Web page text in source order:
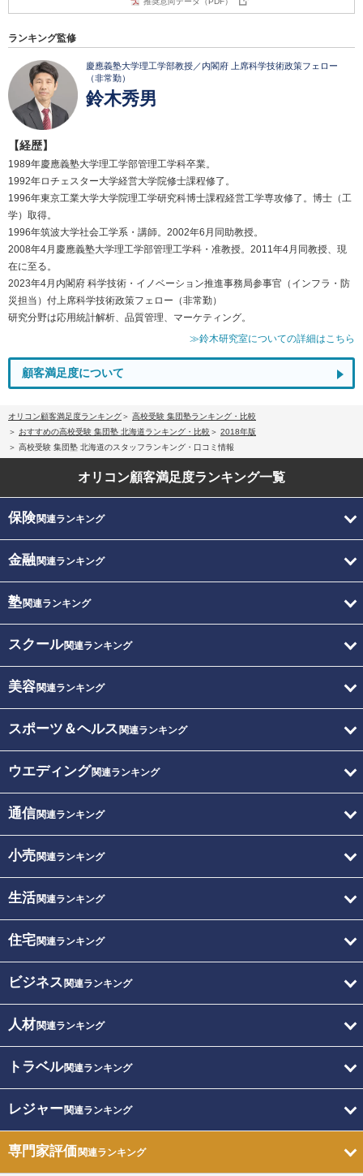
ランキング監修
慶應義塾大学理工学部教授／内閣府 上席科学技術政策フェロー
（非常勤）
鈴木秀男
【経歴】
1989年慶應義塾大学理工学部管理工学科卒業。
1992年ロチェスター大学経営大学院修士課程修了。
1996年東京工業大学大学院理工学研究科博士課程経営工学専攻修了。博士（工
学）取得。
1996年筑波大学社会工学系・講師。2002年6月同助教授。
2008年4月慶應義塾大学理工学部管理工学科・准教授。2011年4月同教授、現
在に至る。
2023年4月内閣府 科学技術・イノベーション推進事務局参事官（インフラ・防
災担当）付上席科学技術政策フェロー（非常勤）
研究分野は応用統計解析、品質管理、マーケティング。
≫鈴木研究室についての詳細はこちら
顧客満足度について
オリコン顧客満足度ランキング
高校受験 集団塾ランキング・比較
おすすめの高校受験 集団塾 北海道ランキング・比較
2018年版
高校受験 集団塾 北海道のスタッフランキング・口コミ情報
オリコン顧客満足度ランキング一覧
保険関連ランキング
金融関連ランキング
塾関連ランキング
スクール関連ランキング
美容関連ランキング
スポーツ＆ヘルス 関連ランキング
ウエディング関連ランキング
通信関連ランキング
小売関連ランキング
生活関連ランキング
住宅関連ランキング
ビジネス 関連ランキング
人材関連ランキング
トラベル関連ランキング
レジャー関連ランキング
専門家評価関連ランキング